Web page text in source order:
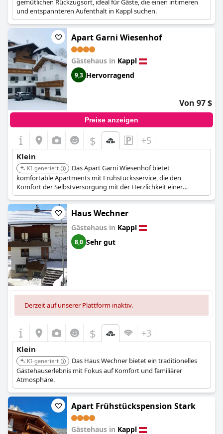
gemütlichen Rückzugsort, ideal für Gäste, die einen intimeren
und entspannteren Aufenthalt in Kappl suchen.
Apart Garni Wiesenhof
Gästehaus in Kappl
9,3 Hervorragend
Von 97 $
Preise anzeigen
$ +5
Klein
KI-generiert
Das Apart Garni Wiesenhof bietet
komfortable Apartments mit Frühstücksservice, die den
Komfort der Selbstversorgung mit der Herzlichkeit einer
Pension verbinden.
Haus Wechner
Gästehaus in Kappl
8,0 Sehr gut
Derzeit auf unserer Plattform inaktiv.
$ +3
Klein
KI-generiert
Das Haus Wechner bietet ein traditionelles
Gästehauserlebnis mit Fokus auf Komfort und familiärer
Atmosphäre.
Apart Frühstückspension Stark
Gästehaus in Kappl